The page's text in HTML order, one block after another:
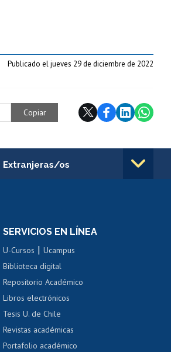
Publicado el jueves 29 de diciembre de 2022
Copiar
Extranjeras/os
Movilidad Estudiantil
Cursos de español
SERVICIOS EN LÍNEA
U-Cursos |Ucampus
Biblioteca digital
Repositorio Académico
Libros electrónicos
Tesis U. de Chile
Revistas académicas
Portafolio académico